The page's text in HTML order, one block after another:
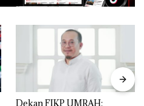
Dekan FIKP UMRAH: